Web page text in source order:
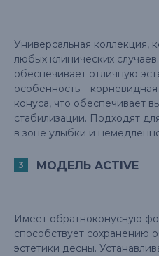
Универсальная коллекция,
любых клинических
обеспечивает отличную
особенность –
конуса, что обеспечивает
стабилизации. Подходят
в зоне улыбки и
МОДЕЛЬ ACTIVE
Имеет обратноконусную
способствует сохранению
эстетики десны.